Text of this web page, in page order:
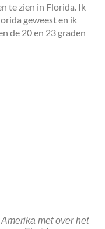
te zien in Florida. Ik
geweest en ik
de 20 en 23 graden
met over het